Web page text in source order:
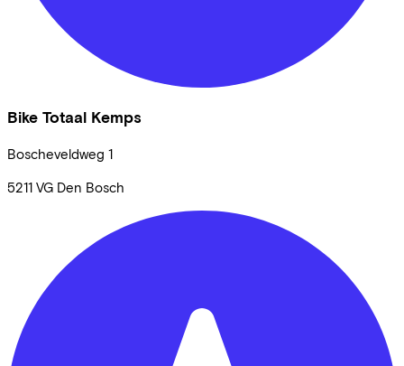
Bike Totaal Kemps
Boscheveldweg 1
5211 VG Den Bosch